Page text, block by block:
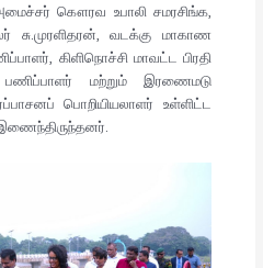
கௌரவ உபாலி சமரசிங்க,
சு.முரளிதரன், வடக்கு மாகாண
கிளிநொச்சி மாவட்ட பிரதி
மற்றும் இரணைமடு
பொறியியலாளர் உள்ளிட்ட
இணைந்திருந்தனர்.